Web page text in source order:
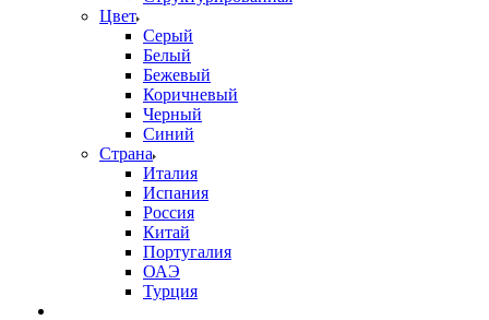
Цвет
Серый
Белый
Бежевый
Коричневый
Черный
Синий
Страна
Италия
Испания
Россия
Китай
Португалия
ОАЭ
Турция